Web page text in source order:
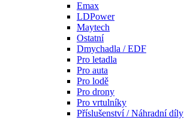
Emax
LDPower
Maytech
Ostatní
Dmychadla / EDF
Pro letadla
Pro auta
Pro lodě
Pro drony
Pro vrtulníky
Příslušenství / Náhradní díly